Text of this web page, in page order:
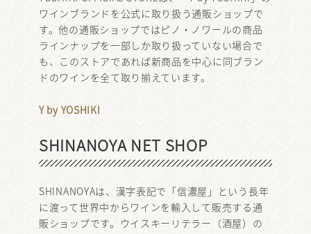
ワインブランドを公式に取り扱う通販ショップで
す。他の通販ショップではピノ・ノワールの商品
ラインナップを一部しか取り扱っていない場合で
も、このストアであれば新商品を中心に同ブラン
ドのワインを全て取り揃えています。
Y by YOSHIKI
SHINANOYA NET SHOP
SHINANOYAは、漢字表記で「信濃屋」という長年
に渡って世界中からワインを輸入して販売する通
販ショップです。ウイスキーリテラー（酒屋）の